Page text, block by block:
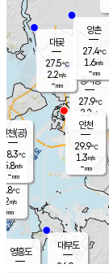
의도
℃
m/s
mm
영흥도
대부도
26.9
경서동
27.9℃
2.2 m/s
-mm
대곶
27.5℃
2.2m/s
-mm
양촌
27.4℃
1.6m/s
-mm
인천(공)
28.3℃
5.8m/s
-mm
인천
29.9℃
1.3m/s
-mm